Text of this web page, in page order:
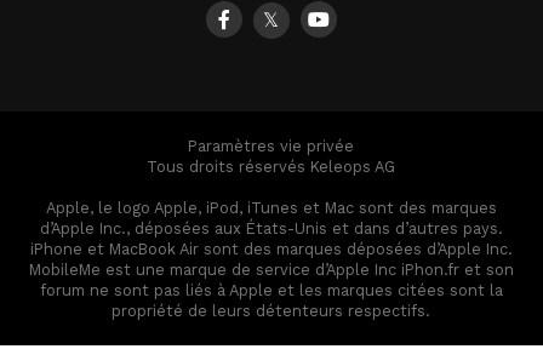
𝕏
Paramètres vie privée
Tous droits réservés Keleops AG
Apple, le logo Apple, iPod, iTunes et Mac sont des marques
d’Apple Inc., déposées aux États-Unis et dans d’autres pays.
iPhone et MacBook Air sont des marques déposées d’Apple Inc.
MobileMe est une marque de service d’Apple Inc iPhon.fr et son
forum ne sont pas liés à Apple et les marques citées sont la
propriété de leurs détenteurs respectifs.